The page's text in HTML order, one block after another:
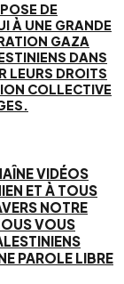
DE
À UNE GRANDE
GAZA
DANS
LEURS DROITS
COLLECTIVE
VIDÉOS
ET À TOUS
NOTRE
VOUS
PAROLE LIBRE